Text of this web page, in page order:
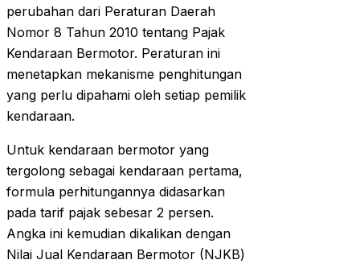
perubahan dari Peraturan Daerah
Nomor 8 Tahun 2010 tentang Pajak
Kendaraan Bermotor. Peraturan ini
menetapkan mekanisme penghitungan
yang perlu dipahami oleh setiap pemilik
kendaraan.
Untuk kendaraan bermotor yang
tergolong sebagai kendaraan pertama,
formula perhitungannya didasarkan
pada tarif pajak sebesar 2 persen.
Angka ini kemudian dikalikan dengan
Nilai Jual Kendaraan Bermotor (NJKB)